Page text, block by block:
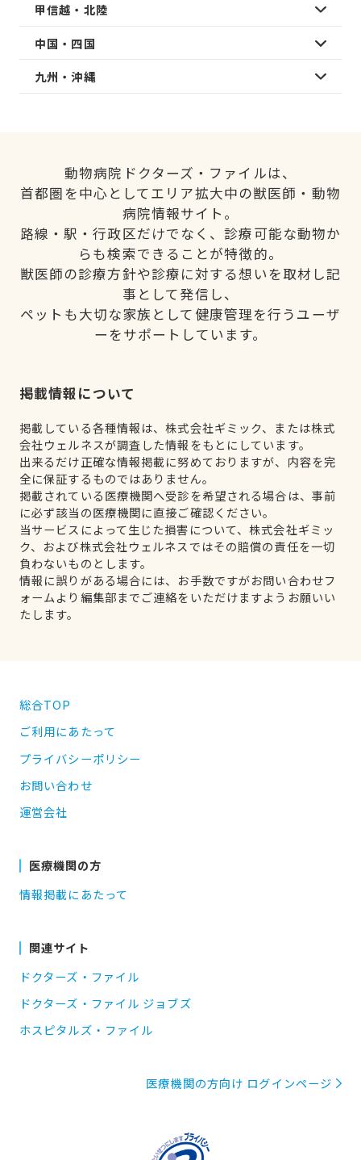
甲信越・北陸
中国・四国
九州・沖縄
動物病院ドクターズ・ファイルは、
首都圏を中心としてエリア拡大中の獣医師・動物
病院情報サイト。
路線・駅・行政区だけでなく、診療可能な動物か
らも検索できることが特徴的。
獣医師の診療方針や診療に対する想いを取材し記
事として発信し、
ペットも大切な家族として健康管理を行うユーザ
ーをサポートしています。
掲載情報について
掲載している各種情報は、株式会社ギミック、または株式
会社ウェルネスが調査した情報をもとにしています。
出来るだけ正確な情報掲載に努めておりますが、内容を完
全に保証するものではありません。
掲載されている医療機関へ受診を希望される場合は、事前
に必ず該当の医療機関に直接ご確認ください。
当サービスによって生じた損害について、株式会社ギミッ
ク、および株式会社ウェルネスではその賠償の責任を一切
負わないものとします。
情報に誤りがある場合には、お手数ですがお問い合わせフ
ォームより編集部までご連絡をいただけますようお願いい
たします。
総合TOP
ご利用にあたって
プライバシーポリシー
お問い合わせ
運営会社
医療機関の方
情報掲載にあたって
関連サイト
ドクターズ・ファイル
ドクターズ・ファイル ジョブズ
ホスピタルズ・ファイル
医療機関の方向け ログインページ